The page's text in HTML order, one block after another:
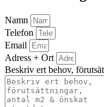
Namn
Telefon
Email
Adress + Ort
Beskriv ert behov,